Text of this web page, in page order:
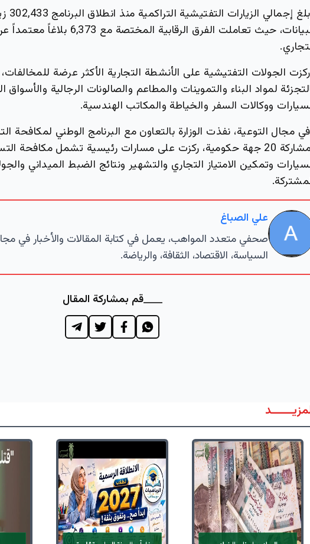
وبلغ
البيانات، حيث تعاملت الفرق الرقابية
الجولات التفتيشية على الأنشطة التجارية الأكثر عرضة
لمواد البناء والتموينات والمطاعم والصالونات الرجالية والأسواق
ووكالات السفر والخياطة والمكاتب الهندسية.
مجال التوعية، نفذت الوزارة بالتعاون مع البرنامج الوطني لمكافحة
بمشاركة 20 جهة حكومية، ركزت على مسارات رئيسية تشمل مكافحة
وتمكين الامتياز التجاري والتشهير ونتائج الضبط الميداني
علي الصباغ
صحفي متعدد المواهب، يعمل في كتابة المقالات والأخبار في
السياسة، الاقتصاد، الثقافة، والرياضة.
قم بمشاركة المقال